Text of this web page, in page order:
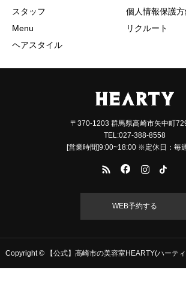
スタッフ
Menu
ヘアスタイル
個人情報保護
リクルート
〒370-1203 群馬県高崎市矢中町
TEL:027-388-8558
[営業時間]9:00~18:00 ※定休日：毎
WEB予約する
Copyright © 【公式】高崎市の美容室HEARTY(ハーテ